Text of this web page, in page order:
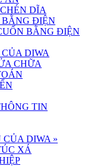
DĨA
BẰNG ĐIỆN
BẰNG ĐIỆN
DIWA
CHỮA
TIN
DIWA »
XÁ